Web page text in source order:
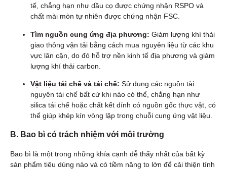
tế, chẳng hạn như dầu cọ được chứng nhận RSPO và
chất mài mòn tự nhiên được chứng nhận FSC.
Tìm nguồn cung ứng địa phương: Giảm lượng khí thải
giao thông vận tải bằng cách mua nguyên liệu từ các khu
vực lân cận, do đó hỗ trợ nền kinh tế địa phương và giảm
lượng khí thải carbon.
Vật liệu tái chế và tái chế: Sử dụng các nguồn tài
nguyên tái chế bất cứ khi nào có thể, chẳng hạn như
silica tái chế hoặc chất kết dính có nguồn gốc thực vật, có
thể giúp khép kín vòng lặp trong chuỗi cung ứng vật liệu.
B. Bao bì có trách nhiệm với môi trường
Bao bì là một trong những khía cạnh dễ thấy nhất của bất kỳ
sản phẩm tiêu dùng nào và có tiềm năng to lớn để cải thiện tính